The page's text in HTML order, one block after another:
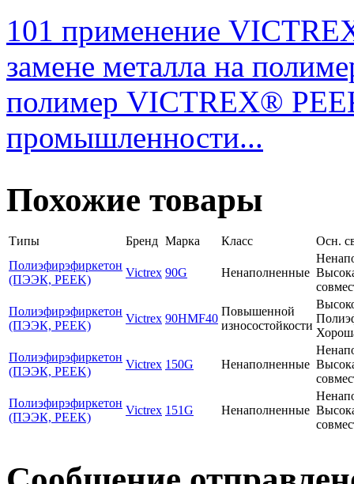
101 применение
замене металла на
полимер VICTREX®
промышленности...
Похожие товары
Типы Бренд Марка Класс
Осн.
Полиэфирэфиркетон
(ПЭЭК, PEEK)
Victrex 90G Ненаполненные
Полиэфирэфиркетон
(ПЭЭК, PEEK)
Victrex 90HMF40
Повышенной
износостойкости
Полиэфирэфиркетон
(ПЭЭК, PEEK)
Victrex 150G Ненаполненные
Полиэфирэфиркетон
(ПЭЭК, PEEK)
Victrex 151G Ненаполненные